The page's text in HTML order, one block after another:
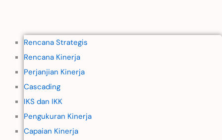
Rencana Strategis
Rencana Kinerja
Perjanjian Kinerja
Cascading
IKS dan IKK
Pengukuran Kinerja
Capaian Kinerja